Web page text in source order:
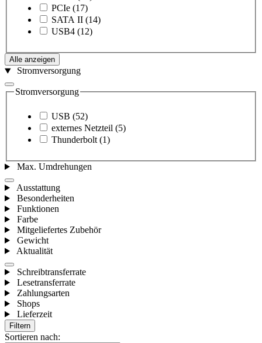
PCIe (17)
SATA II (14)
USB4 (12)
Alle anzeigen
Stromversorgung
Stromversorgung
USB (52)
externes Netzteil (5)
Thunderbolt (1)
Max. Umdrehungen
Ausstattung
Besonderheiten
Funktionen
Farbe
Mitgeliefertes Zubehör
Gewicht
Aktualität
Schreibtransferrate
Lesetransferrate
Zahlungsarten
Shops
Lieferzeit
Filtern
Sortieren nach: